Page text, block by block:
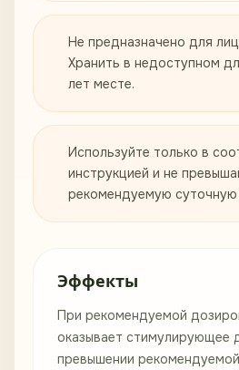
Не предназначено для
Хранить в недоступном
лет месте.
Используйте только в
инструкцией и не
рекомендуемую суточную
Эффекты
При рекомендуемой
оказывает стимулирующее
превышении